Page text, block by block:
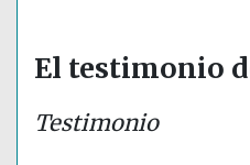
El testimonio
Testimonio